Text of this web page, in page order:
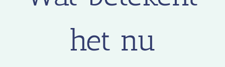
het nu